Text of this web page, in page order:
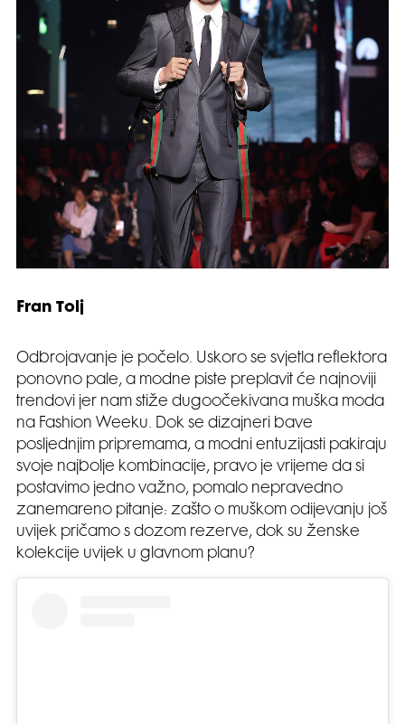
Fran Tolj
Odbrojavanje je počelo. Uskoro se svjetla reflektora
ponovno pale, a modne piste preplavit će najnoviji
trendovi jer nam stiže dugoočekivana muška moda
na Fashion Weeku. Dok se dizajneri bave
posljednjim pripremama, a modni entuzijasti pakiraju
svoje najbolje kombinacije, pravo je vrijeme da si
postavimo jedno važno, pomalo nepravedno
zanemareno pitanje: zašto o muškom odijevanju još
uvijek pričamo s dozom rezerve, dok su ženske
kolekcije uvijek u glavnom planu?